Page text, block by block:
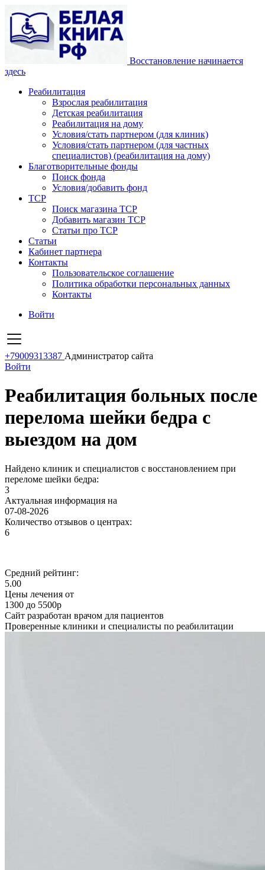
Восстановление начинается
здесь
Реабилитация
Взрослая реабилитация
Детская реабилитация
Реабилитация на дому
Условия/стать партнером (для клиник)
Условия/стать партнером (для частных
специалистов) (реабилитация на дому)
Благотворительные фонды
Поиск фонда
Условия/добавить фонд
ТСР
Поиск магазина ТСР
Добавить магазин ТСР
Статьи про ТСР
Статьи
Кабинет партнера
Контакты
Пользовательское соглашение
Политика обработки персональных данных
Контакты
Войти
+79009313387 Администратор сайта
Войти
Реабилитация больных после
перелома шейки бедра с
выездом на дом
Найдено клиник и специалистов с восстановлением при
переломе шейки бедра:
3
Актуальная информация на
07-08-2026
Количество отзывов о центрах:
6
Средний рейтинг:
5.00
Цены лечения от
1300 до 5500р
Сайт разработан врачом для пациентов
Проверенные клиники и специалисты по реабилитации